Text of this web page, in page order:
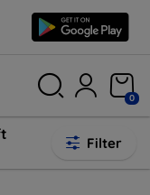
0
Filter